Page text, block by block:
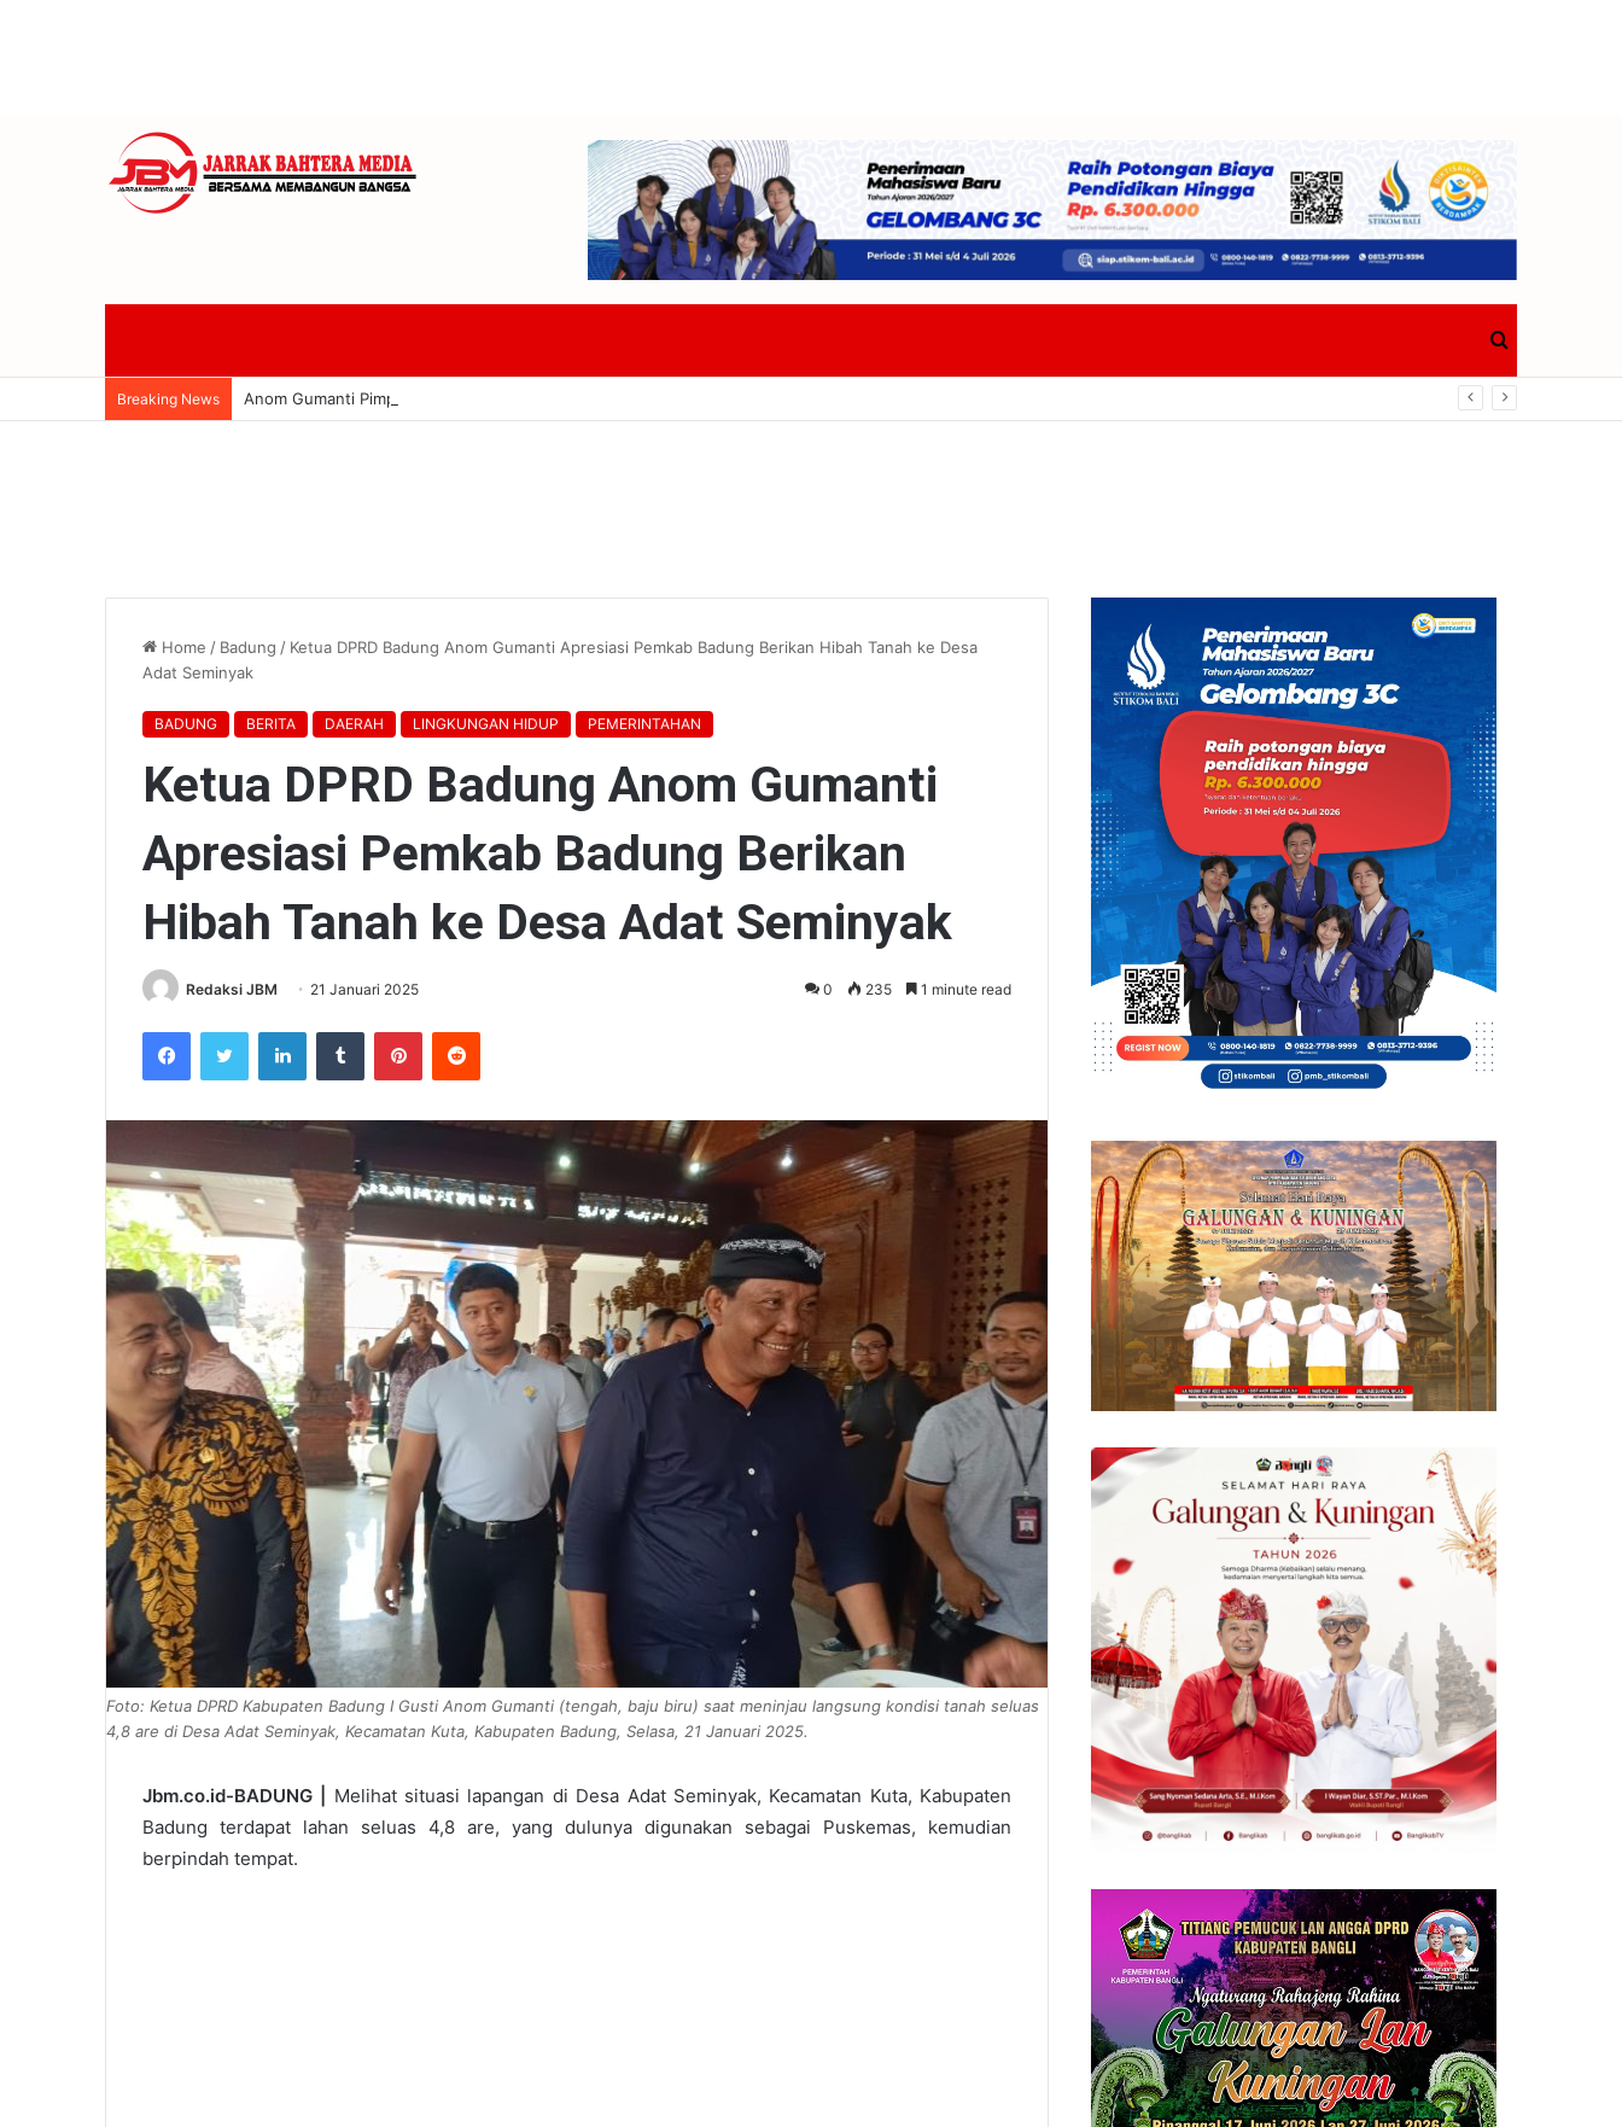
for
Breaking News Anom Gumanti Pimpin Raker Banggar DPRD Badung Dan TAPD Bahas KUA-PPAS 2027 Tekankan Program Harus Berdampak Nyata Bagi Masyarakat
Home / Badung / Ketua DPRD Badung Anom Gumanti Apresiasi Pemkab Badung Berikan Hibah Tanah ke Desa
Adat Seminyak
BADUNG BERITA DAERAH LINGKUNGAN HIDUP PEMERINTAHAN
Ketua DPRD Badung Anom Gumanti
Apresiasi Pemkab Badung Berikan
Hibah Tanah ke Desa Adat Seminyak
Redaksi JBM 21 Januari 2025 0 235 1 minute read
Foto: Ketua DPRD Kabupaten Badung I Gusti Anom Gumanti (tengah, baju biru) saat meninjau langsung kondisi tanah seluas
4,8 are di Desa Adat Seminyak, Kecamatan Kuta, Kabupaten Badung, Selasa, 21 Januari 2025.
Jbm.co.id-BADUNG |
Melihat situasi lapangan di Desa Adat Seminyak, Kecamatan Kuta, Kabupaten
Badung terdapat lahan seluas 4,8 are, yang dulunya digunakan sebagai Puskemas, kemudian
berpindah tempat.